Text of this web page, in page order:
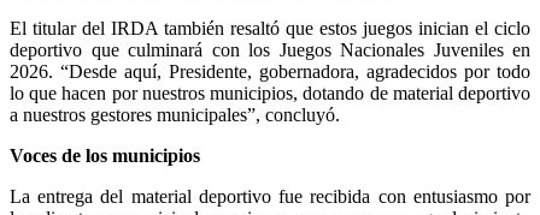
El titular del IRDA también resaltó que estos juegos inician el ciclo
deportivo que culminará con los Juegos Nacionales Juveniles en
2026. “Desde aquí, Presidente, gobernadora, agradecidos por todo
lo que hacen por nuestros municipios, dotando de material deportivo
a nuestros gestores municipales”, concluyó.
Voces de los municipios
La entrega del material deportivo fue recibida con entusiasmo por